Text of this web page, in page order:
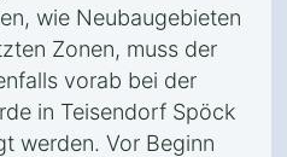
wie Neubaugebieten
Zonen, muss der
vorab bei der
in Teisendorf Spöck
werden. Vor Beginn